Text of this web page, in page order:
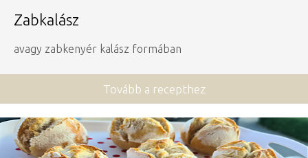
Zabkalász
avagy zabkenyér kalász formában
Tovább a recepthez